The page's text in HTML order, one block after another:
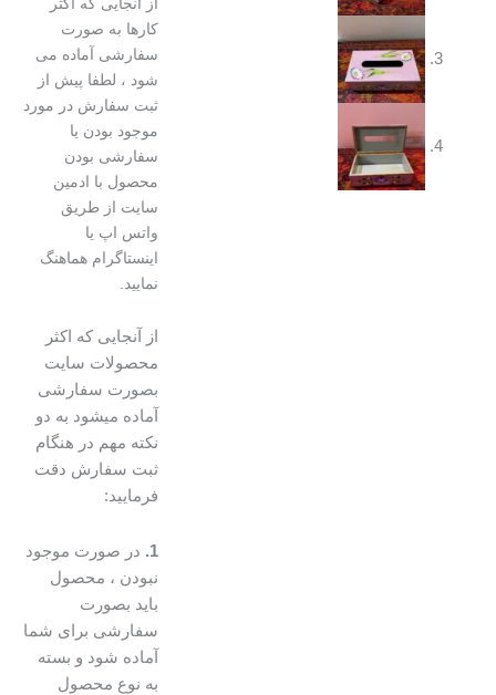
کارها به صورت
سفارشی آماده می
شود ، لطفا پیش از
ثبت سفارش در مورد
موجود بودن یا
سفارشی بودن
محصول با ادمین
سایت از طریق
واتس اپ یا
اینستاگرام هماهنگ
از آنجایی که اکثر
محصولات سایت
بصورت سفارشی
آماده میشود به دو
نکته مهم در هنگام
ثبت سفارش دقت
فرمایید:
در صورت موجود
نبودن ، محصول
باید بصورت
سفارشی برای شما
آماده شود و بسته
به نوع محصول